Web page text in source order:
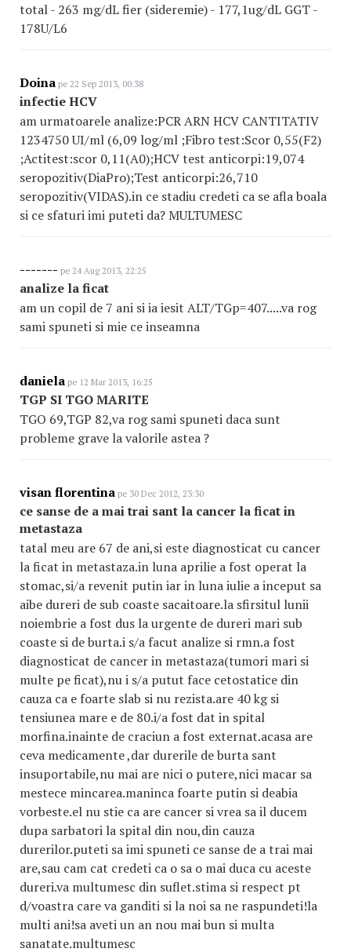
total - 263 mg/dL fier (sideremie) - 177,1ug/dL GGT -
178U/L6
Doina pe 22 Sep 2013, 00:38
infectie HCV
am urmatoarele analize:PCR ARN HCV CANTITATIV
1234750 UI/ml (6,09 log/ml ;Fibro test:Scor 0,55(F2)
;Actitest:scor 0,11(A0);HCV test anticorpi:19,074
seropozitiv(DiaPro);Test anticorpi:26,710
seropozitiv(VIDAS).in ce stadiu credeti ca se afla boala
si ce sfaturi imi puteti da? MULTUMESC
------- pe 24 Aug 2013, 22:25
analize la ficat
am un copil de 7 ani si ia iesit ALT/TGp=407.....va rog
sami spuneti si mie ce inseamna
daniela pe 12 Mar 2013, 16:25
TGP SI TGO MARITE
TGO 69,TGP 82,va rog sami spuneti daca sunt
probleme grave la valorile astea ?
visan florentina pe 30 Dec 2012, 23:30
ce sanse de a mai trai sant la cancer la ficat in
metastaza
tatal meu are 67 de ani,si este diagnosticat cu cancer
la ficat in metastaza.in luna aprilie a fost operat la
stomac,si/a revenit putin iar in luna iulie a inceput sa
aibe dureri de sub coaste sacaitoare.la sfirsitul lunii
noiembrie a fost dus la urgente de dureri mari sub
coaste si de burta.i s/a facut analize si rmn.a fost
diagnosticat de cancer in metastaza(tumori mari si
multe pe ficat),nu i s/a putut face cetostatice din
cauza ca e foarte slab si nu rezista.are 40 kg si
tensiunea mare e de 80.i/a fost dat in spital
morfina.inainte de craciun a fost externat.acasa are
ceva medicamente ,dar durerile de burta sant
insuportabile,nu mai are nici o putere,nici macar sa
mestece mincarea.maninca foarte putin si deabia
vorbeste.el nu stie ca are cancer si vrea sa il ducem
dupa sarbatori la spital din nou,din cauza
durerilor.puteti sa imi spuneti ce sanse de a trai mai
are,sau cam cat credeti ca o sa o mai duca cu aceste
dureri.va multumesc din suflet.stima si respect pt
d/voastra care va ganditi si la noi sa ne raspundeti!la
multi ani!sa aveti un an nou mai bun si multa
sanatate.multumesc